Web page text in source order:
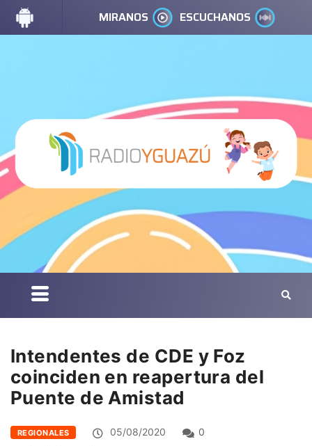
MIRANOS ESCUCHANOS
Intendentes de CDE y Foz
coinciden en reapertura del
Puente de Amistad
REGIONALES 05/08/2020
0